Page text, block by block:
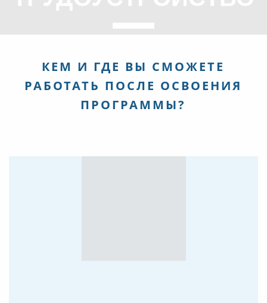
КЕМ И ГДЕ ВЫ СМОЖЕТЕ
РАБОТАТЬ ПОСЛЕ ОСВОЕНИЯ
ПРОГРАММЫ?